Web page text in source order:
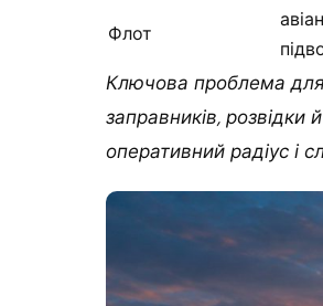
Флот
Ключова проблема
заправників,
оперативний радіус і